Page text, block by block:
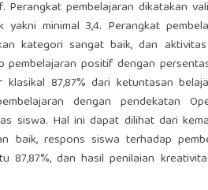
pembelajaran dikatakan
minimal 3,4. Perangkat
kategori sangat baik, dan
positif dengan
87,87% dari ketuntasan
dengan pendekatan
siswa. Hal ini dapat dilihat dari
baik, respons siswa terhadap
dan hasil penilaian